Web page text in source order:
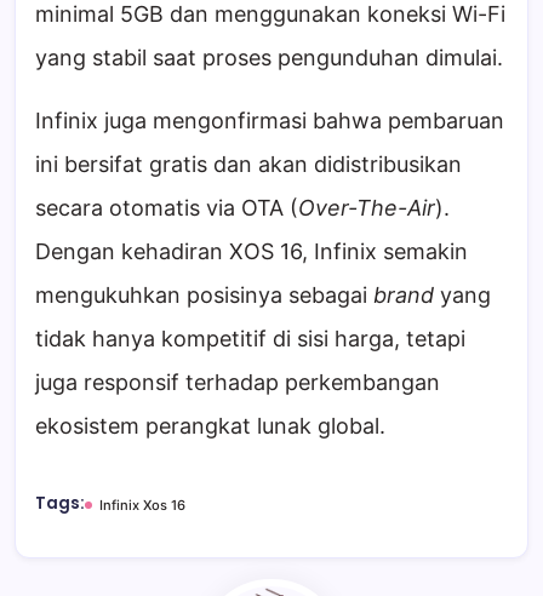
minimal 5GB dan menggunakan koneksi Wi-Fi
yang stabil saat proses pengunduhan dimulai.
Infinix juga mengonfirmasi bahwa pembaruan
ini bersifat gratis dan akan didistribusikan
secara otomatis via OTA (Over-The-Air).
Dengan kehadiran XOS 16, Infinix semakin
mengukuhkan posisinya sebagai brand yang
tidak hanya kompetitif di sisi harga, tetapi
juga responsif terhadap perkembangan
ekosistem perangkat lunak global.
Tags: Infinix Xos 16